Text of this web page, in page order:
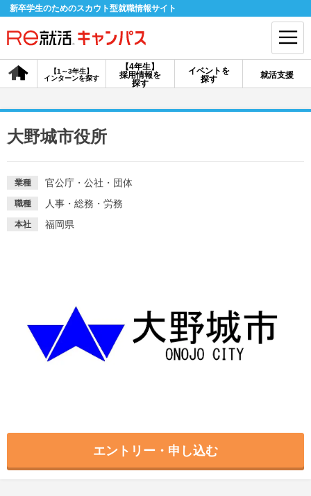
新卒学生のためのスカウト型就職情報サイト
【4年生】
採用情報を
探す
【1～3年生】
インターンを探す
イベントを
探す
就活支援
会員登録 ログイン
【4年生】
採用情報を探す
就活支援
就活ノウハウが満載！
就活コラム
お役立ち記事・相談室など
不明点があればこちら
大野城市役所
業種 官公庁・公社・団体
職種 人事・総務・労務
本社 福岡県
エントリー・申し込む